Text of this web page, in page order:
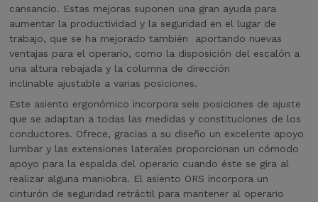
cansancio. Estas mejoras suponen una gran ayuda para
aumentar la productividad y la seguridad en el lugar de
trabajo, que se ha mejorado también aportando nuevas
ventajas para el operario, como la disposición del escalón a
una altura rebajada y la columna de dirección
inclinable ajustable a varias posiciones.
Este asiento ergonómico incorpora seis posiciones de ajuste
que se adaptan a todas las medidas y constituciones de los
conductores. Ofrece, gracias a su diseño un excelente apoyo
lumbar y las extensiones laterales proporcionan un cómodo
apoyo para la espalda del operario cuando éste se gira al
realizar alguna maniobra. El asiento ORS incorpora un
cinturón de seguridad retráctil para mantener al operario